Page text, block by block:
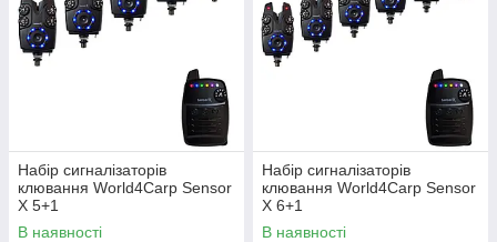
Набір сигналізаторів
клювання World4Carp Sensor
X 5+1
В наявності
Набір сигналізаторів
клювання World4Carp Sensor
X 6+1
В наявності